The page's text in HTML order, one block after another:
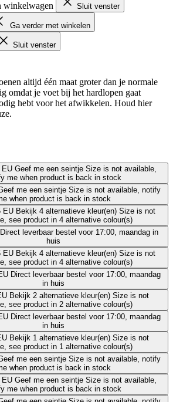
winkelwagen Sluit venster
Ga verder met winkelen
Sluit venster
altijd één maat groter dan je normale
omdat je voet bij het hardlopen gaat
hebt voor het afwikkelen. Houd hier
EU Geef me een seintje Size is not available,
me when product is back in stock
me een seintje Size is not available, notify
when product is back in stock
EU Bekijk 4 alternatieve kleur(en) Size is not
see product in 4 alternative colour(s)
Direct leverbaar bestel voor 17:00, maandag in
huis
EU Bekijk 4 alternatieve kleur(en) Size is not
see product in 4 alternative colour(s)
Direct leverbaar bestel voor 17:00, maandag
in huis
Bekijk 2 alternatieve kleur(en) Size is not
see product in 2 alternative colour(s)
Direct leverbaar bestel voor 17:00, maandag
in huis
Bekijk 1 alternatieve kleur(en) Size is not
see product in 1 alternative colour(s)
me een seintje Size is not available, notify
when product is back in stock
EU Geef me een seintje Size is not available,
me when product is back in stock